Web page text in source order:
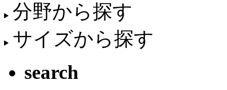
分野から探す
サイズから探す
search